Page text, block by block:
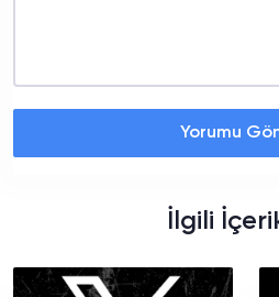
Yorumu
İlgili